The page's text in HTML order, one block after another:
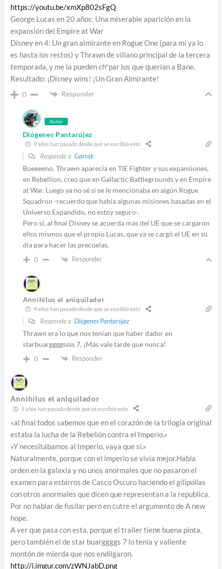
https://youtu.be/xmXp802sFgQ
George Lucas en 20 años: Una miserable aparición en la
expansión del Empire at War
Disney en 4: Un gran almirante en Rogue One (para mí ya lo
es hasta los restos) y Thrawn de villano principal de la tercera
temporada, y me la pueden ch*par los que querían a Bane.
Resultado: ¡Disney wins! ¡Un Gran Almirante!
0 Responder
Autor
Diógenes Pantarújez
9 años han pasado desde que se escribió esto
Responde a Garrak
Bueeeeno, Thrawn aparecía en TIE Fighter y sus expansiones,
en Rebellion, creo que en Gallactic Battlegrounds y en Empire
at War. Luego ya no sé si se le mencionaba en algún Rogue
Squadron -recuerdo que había algunas misiones basadas en el
Universo Expandido, no estoy seguro-.
Pero sí, al final Disney se acuerda más del UE que se cargaron
ellos mismos que el propio Lucas, que ya se cargó el UE en su
día para hacer las precuelas.
0 Responder
Annihilus el aniquilador
9 años han pasado desde que se escribió esto
Responde a Diógenes Pantarújez
Thrawn era lo que nos tenían que haber dador en
starbuarggggssss 7, ¡Más vale tarde que nunca!
0 Responder
Annihilus el aniquilador
9 años han pasado desde que se escribió esto
«al final todos sabemos que en el corazón de la trilogía original
estaba la lucha de la Rebelión contra el Imperio.»
«Y necesitábamos al Imperio, vaya que sí.»
Naturalmente, porque con el imperio se vivía mejor.Había
orden en la galaxia y no unos anormales que no pasaron el
examen para esbirros de Casco Oscuro haciendo el gilipollas
con otros anormales que dicen que representan a la republica.
Por no hablar de fusilar pero en cutre el argumento de A new
hope.
A ver que pasa con esta, porque el trailer tiene buena pinta,
pero también el de star buarggggs 7 lo tenía y valiente
montón de mierda que nos endilgaron.
http://i.imgur.com/zWNJabD.png